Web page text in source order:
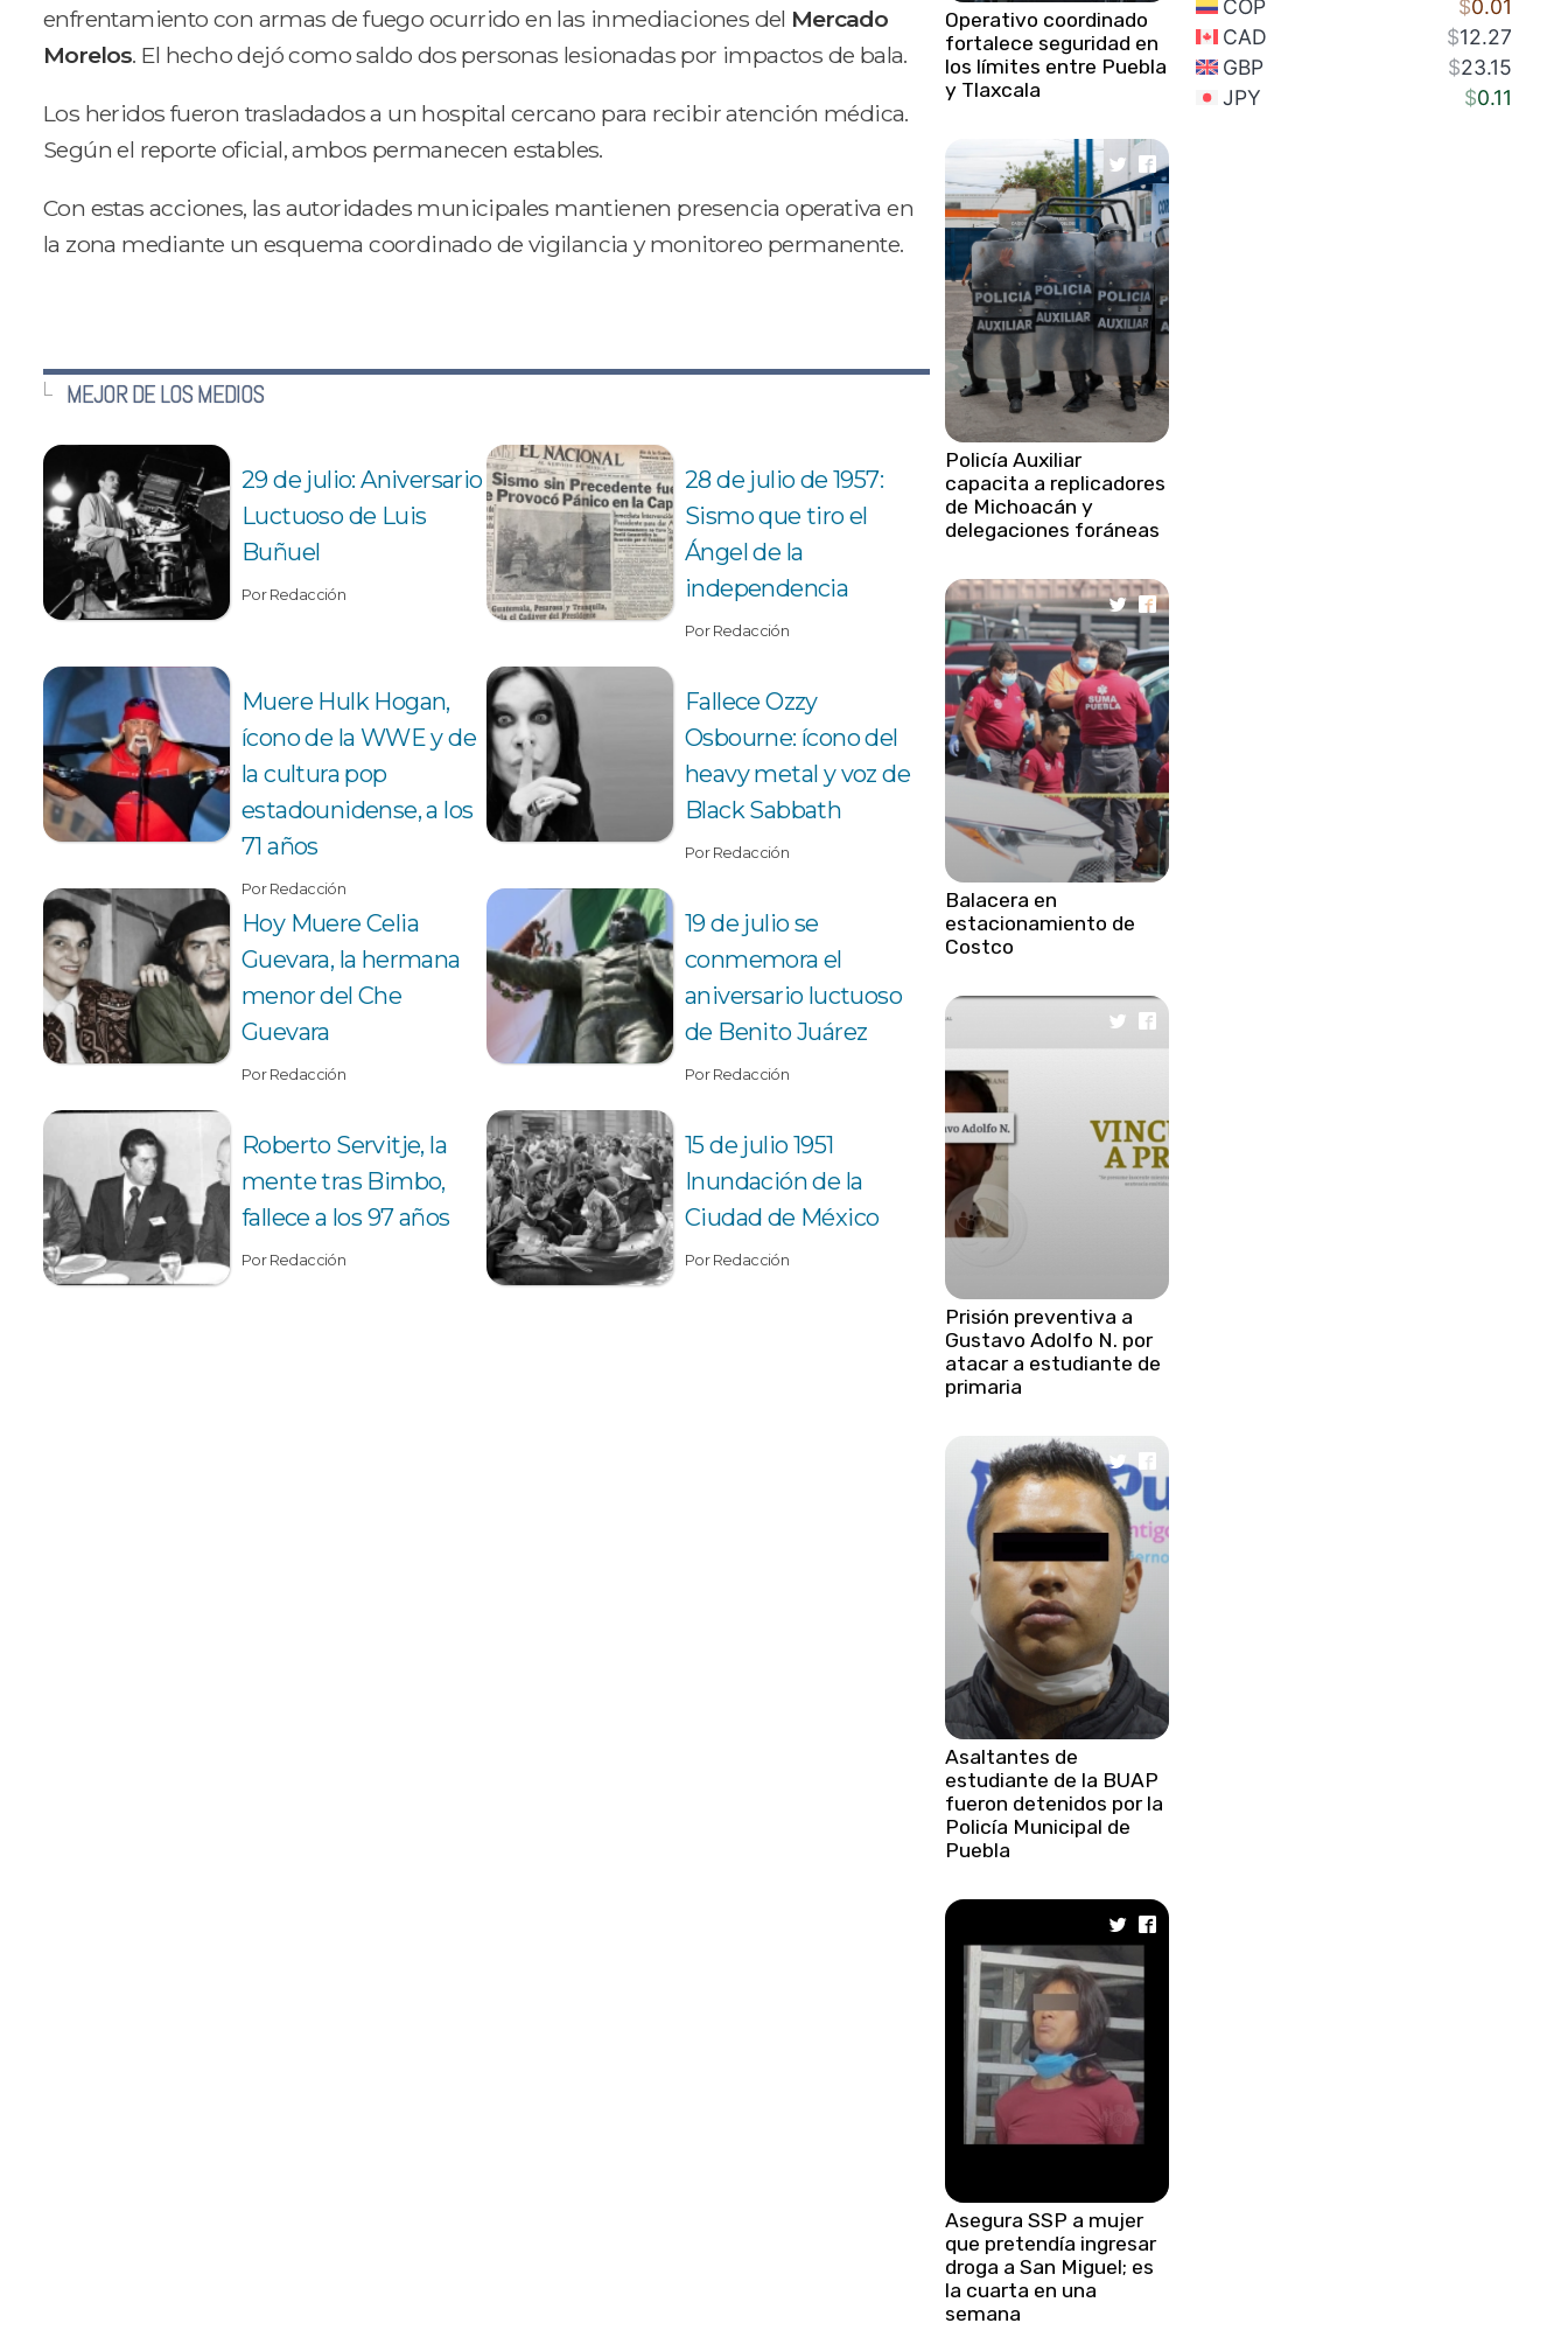
enfrentamiento con armas de fuego ocurrido en las inmediaciones del Mercado
Morelos. El hecho dejó como saldo dos personas lesionadas por impactos de bala.
Los heridos fueron trasladados a un hospital cercano para recibir atención médica.
Según el reporte oficial, ambos permanecen estables.
Con estas acciones, las autoridades municipales mantienen presencia operativa en
la zona mediante un esquema coordinado de vigilancia y monitoreo permanente.
MEJOR DE LOS MEDIOS
29 de julio: Aniversario
Luctuoso de Luis
Buñuel
Por Redacción
28 de julio de 1957:
Sismo que tiro el
Ángel de la
independencia
Por Redacción
Muere Hulk Hogan,
ícono de la WWE y de
la cultura pop
estadounidense, a los
71 años
Por Redacción
Fallece Ozzy
Osbourne: ícono del
heavy metal y voz de
Black Sabbath
Por Redacción
Hoy Muere Celia
Guevara, la hermana
menor del Che
Guevara
Por Redacción
19 de julio se
conmemora el
aniversario luctuoso
de Benito Juárez
Por Redacción
Roberto Servitje, la
mente tras Bimbo,
fallece a los 97 años
Por Redacción
15 de julio 1951
Inundación de la
Ciudad de México
Por Redacción
Operativo coordinado
fortalece seguridad en
los límites entre Puebla
y Tlaxcala
Policía Auxiliar
capacita a replicadores
de Michoacán y
delegaciones foráneas
Balacera en
estacionamiento de
Costco
Prisión preventiva a
Gustavo Adolfo N. por
atacar a estudiante de
primaria
Asaltantes de
estudiante de la BUAP
fueron detenidos por la
Policía Municipal de
Puebla
Asegura SSP a mujer
que pretendía ingresar
droga a San Miguel; es
la cuarta en una
semana
• Gobierno estatal plantará 2
millones de árboles con visión
integral de restauración